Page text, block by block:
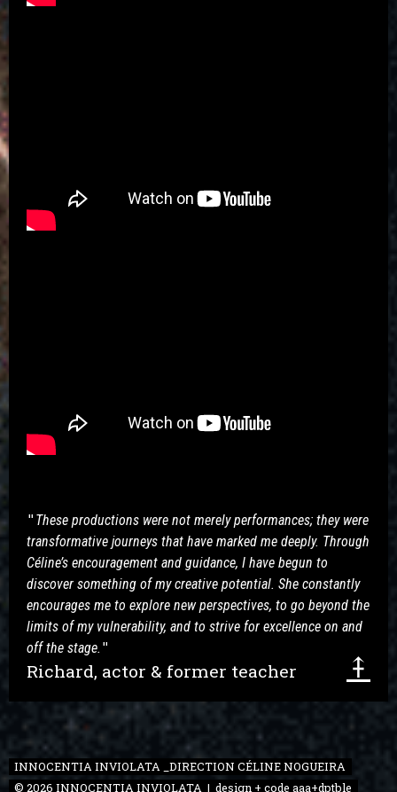
" These productions were not merely performances; they were
transformative journeys that have marked me deeply. Through
Céline’s encouragement and guidance, I have begun to
discover something of my creative potential. She constantly
encourages me to explore new perspectives, to go beyond the
limits of my vulnerability, and to strive for excellence on and
off the stage. "
Richard, actor & former teacher ⤉
INNOCENTIA INVIOLATA _DIRECTION CÉLINE NOGUEIRA
© 2026 INNOCENTIA INVIOLATA | design + codeaaa+dptble